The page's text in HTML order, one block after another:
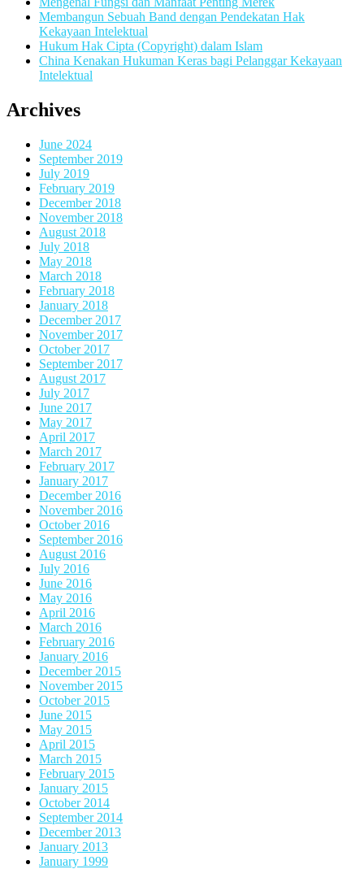
Membangun Sebuah Band dengan Pendekatan Hak
Kekayaan Intelektual
Hukum Hak Cipta (Copyright) dalam Islam
China Kenakan Hukuman Keras bagi Pelanggar Kekayaan
Intelektual
Archives
June 2024
September 2019
July 2019
February 2019
December 2018
November 2018
August 2018
July 2018
May 2018
March 2018
February 2018
January 2018
December 2017
November 2017
October 2017
September 2017
August 2017
July 2017
June 2017
May 2017
April 2017
March 2017
February 2017
January 2017
December 2016
November 2016
October 2016
September 2016
August 2016
July 2016
June 2016
May 2016
April 2016
March 2016
February 2016
January 2016
December 2015
November 2015
October 2015
June 2015
May 2015
April 2015
March 2015
February 2015
January 2015
October 2014
September 2014
December 2013
January 2013
January 1999